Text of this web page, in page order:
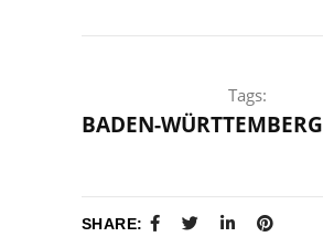
Tags:
BADEN-WÜRTTEMBERG
SHARE: